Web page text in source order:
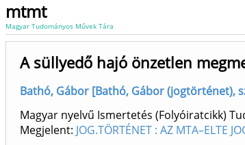
mtmt
Magyar Tudományos Művek Tára
A süllyedő hajó önzetlen
Bathó, Gábor [Bathó, Gábor (jogtörténet),
Magyar nyelvű Ismertetés (Folyóiratcikk)
Megjelent: JOG.TÖRTÉNET : AZ MTA–ELTE